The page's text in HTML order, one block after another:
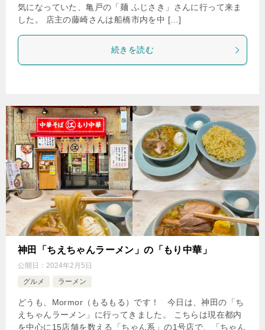
気になっていた、亀戸の「麺 ふじさき」さんに行って来ま
した。 店主の藤崎さんは船橋市内を中 […]
続きを読む
神田「ちえちゃんラーメン」の「もり中華」
公開日： 2024年2月5日
グルメ
ラーメン
どうも、Mormor（もるもる）です！ 今日は、神田の「ち
えちゃんラーメン」に行ってきました。 こちらは現在都内
を中心に15店舗を数える「ちゃん系」の1号店で、「ちゃん